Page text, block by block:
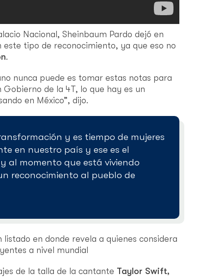
Nacional, Sheinbaum Pardo dejó en
este tipo de reconocimiento, ya que eso no
.
nunca puede es tomar estas notas para
de la 4T, lo que hay es un
en México”, dijo.
y es tiempo de mujeres
en nuestro país y ese es el
al momento que está viviendo
reconocimiento al pueblo de
listado en donde revela a quienes considera
a nivel mundial
de la talla de la cantante Taylor Swift,